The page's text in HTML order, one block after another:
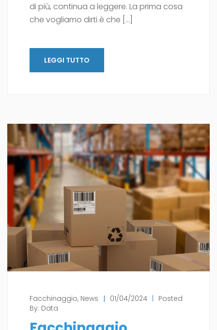
di più, continua a leggere. La prima cosa
che vogliamo dirti è che […]
LEGGI TUTTO
Facchinaggio, News | 01/04/2024
Posted
By: Data